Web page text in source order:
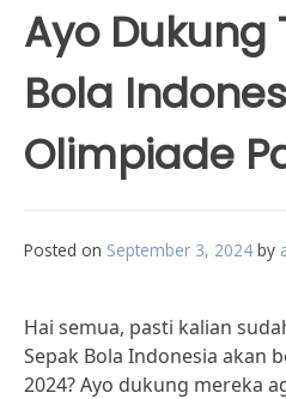
Ayo Dukung
Bola
Olimpiade
Posted on September 3, 2024 by
Hai semua, pasti kalian
Sepak Bola Indonesia akan
2024? Ayo dukung mereka